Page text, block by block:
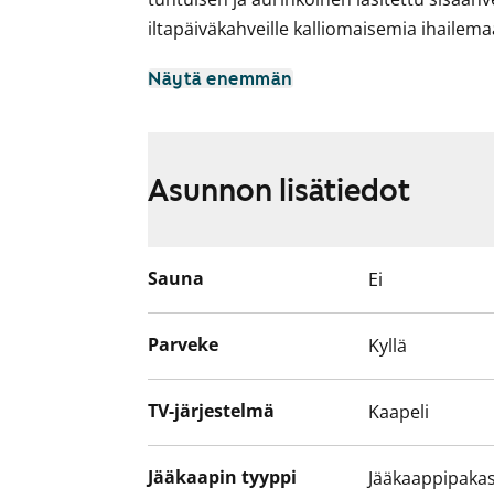
iltapäiväkahveille kalliomaisemia
Asuinhuoneissa on lämminsävyiset
Näytä enemmän
Asunnon lisätiedot
Sauna Ei
Parveke Kyllä
TV-järjestelmä Kaapeli
Jääkaapin tyyppi